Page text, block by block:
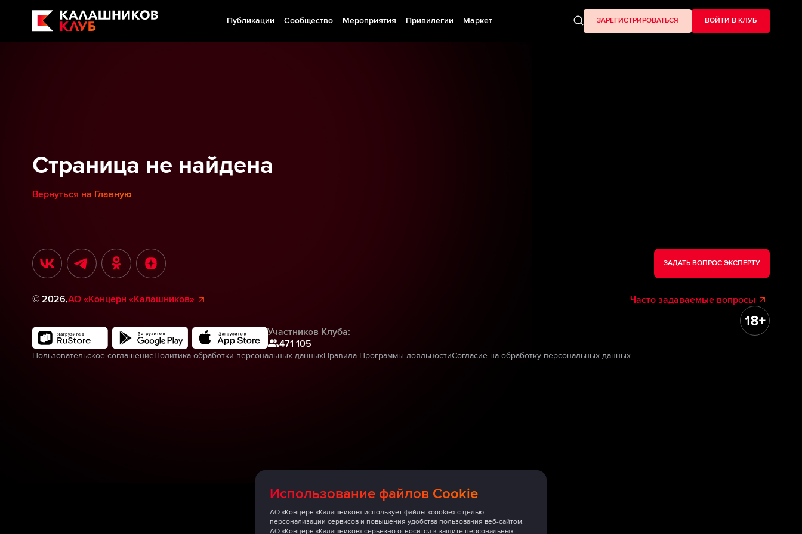
Публикации Сообщество Мероприятия Привилегии Маркет ЗАРЕГИСТРИРОВАТЬСЯ ВОЙТИ В КЛУБ
Использование файлов Cookie
АО «Концерн «Калашников» использует файлы «cookie» с целью
персонализации сервисов и повышения удобства пользования веб-сайтом.
АО «Концерн «Калашников» серьезно относится к защите персональных
Страница не найдена
Вернуться на Главную
ЗАДАТЬ ВОПРОС ЭКСПЕРТУ
© 2026,АО «Концерн «Калашников» Часто задаваемые вопросы
Участников Клуба:
471 105
Пользовательское соглашениеПолитика обработки персональных данныхПравила Программы лояльностиСогласие на обработку персональных данных